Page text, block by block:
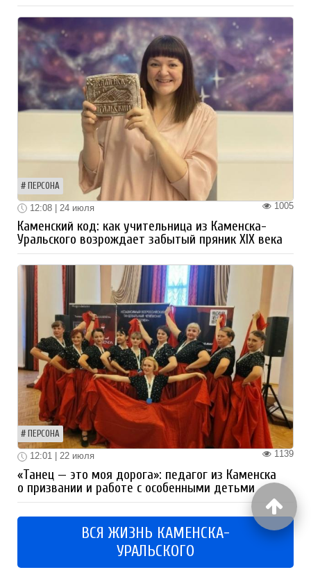
ПЕРСОНА
1005
12:08 | 24 июля
Каменский код: как учительница из Каменска-
Уральского возрождает забытый пряник XIX века
ПЕРСОНА
1139
12:01 | 22 июля
«Танец — это моя дорога»: педагог из Каменска
о призвании и работе с особенными детьми
ВСЯ ЖИЗНЬ КАМЕНСКА-
УРАЛЬСКОГО